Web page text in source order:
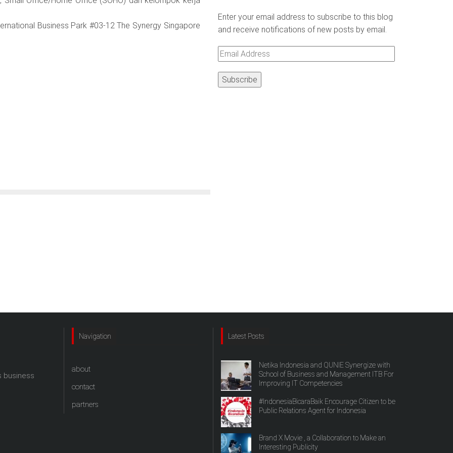
Business Park #03-12 The Synergy Singapore
Enter your email address to subscribe to this blog
and receive notifications of new posts by email.
Email
Address
business
Navigation
about
contact
partners
Latest Posts
Netika Indonesia and QUNIE Synergize with
School of Business and Management ITB For
Improving IT Competencies
#IndonesiaBicaraBaik Encourage Citizen to be
Public Relations Agent for Indonesia
Brand X Movie , a Collaboration to Make an
Interesting Publicity